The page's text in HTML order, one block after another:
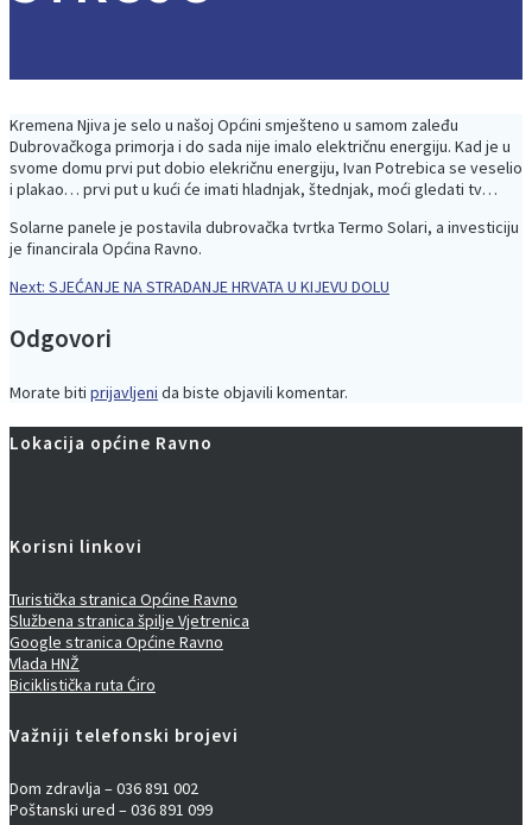
Kremena Njiva je selo u našoj Općini smješteno u samom zaleđu
Dubrovačkoga primorja i do sada nije imalo električnu energiju. Kad je u
svome domu prvi put dobio elekričnu energiju, Ivan Potrebica se veselio
i plakao… prvi put u kući će imati hladnjak, štednjak, moći gledati tv…
Solarne panele je postavila dubrovačka tvrtka Termo Solari, a investiciju
je financirala Općina Ravno.
Navigacija
objava
Next: Next
SJEĆANJE NA STRADANJE HRVATA U KIJEVU DOLU
Odgovori
Morate biti prijavljeni da biste objavili komentar.
Lokacija općine Ravno
Korisni linkovi
Turistička stranica Općine Ravno
Službena stranica špilje Vjetrenica
Google stranica Općine Ravno
Vlada HNŽ
Biciklistička ruta Ćiro
Važniji telefonski brojevi
Dom zdravlja – 036 891 002
Poštanski ured – 036 891 099